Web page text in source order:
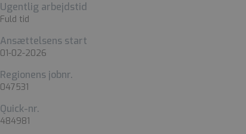
Ugentlig arbejdstid
Fuld tid
Ansættelsens start
01-02-2026
Regionens jobnr.
047531
Quick-nr.
484981